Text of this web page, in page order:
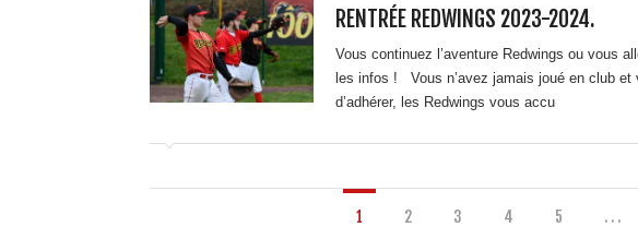
RENTRÉE REDWINGS 2023-2024.
Vous continuez l’aventure Redwings ou vous
les infos ! Vous n’avez jamais joué en club
d’adhérer, les Redwings vous accu
1 2 3 4 5 . . .